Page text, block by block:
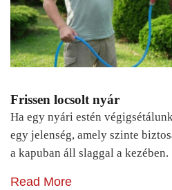
Frissen locsolt nyár
Ha egy nyári estén
egy jelenség, amely szinte
a kapuban áll slaggal a
Read More